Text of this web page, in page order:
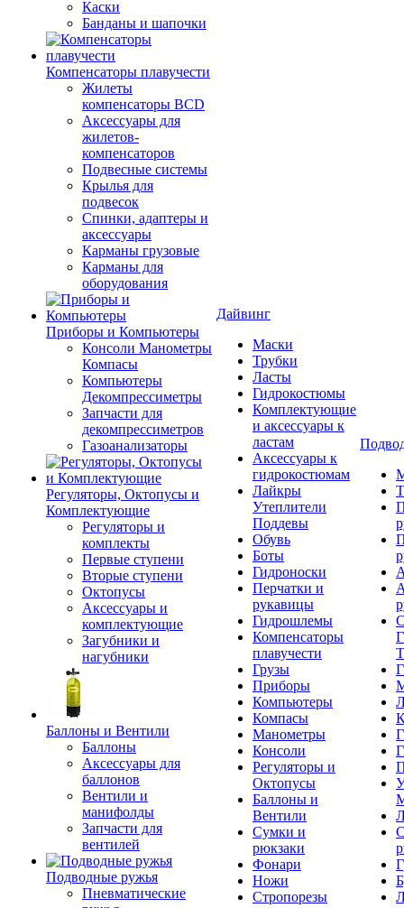
Каски
Банданы и шапочки
Компенсаторы плавучести
Жилеты
компенсаторы BCD
Аксессуары для
жилетов-
компенсаторов
Подвесные системы
Крылья для
подвесок
Спинки, адаптеры и
аксессуары
Карманы грузовые
Карманы для
оборудования
Приборы и Компьютеры
Консоли Манометры
Компасы
Компьютеры
Декомпрессиметры
Запчасти для
декомпрессиметров
Газоанализаторы
Регуляторы, Октопусы и
Комплектующие
Регуляторы и
комплекты
Первые ступени
Вторые ступени
Октопусы
Аксессуары и
комплектующие
Загубники и
нагубники
Баллоны и Вентили
Баллоны
Аксессуары для
баллонов
Вентили и
манифолды
Запчасти для
вентилей
Подводные ружья
Пневматические
Дайвинг
Маски
Трубки
Ласты
Гидрокостюмы
Комплектующие
и аксессуары к
ластам
Аксессуары к
гидрокостюмам
Лайкры
Утеплители
Поддевы
Обувь
Боты
Гидроноски
Перчатки и
рукавицы
Гидрошлемы
Компенсаторы
плавучести
Грузы
Приборы
Компьютеры
Компасы
Манометры
Консоли
Регуляторы и
Октопусы
Баллоны и
Вентили
Сумки и
рюкзаки
Фонари
Ножи
Стропорезы